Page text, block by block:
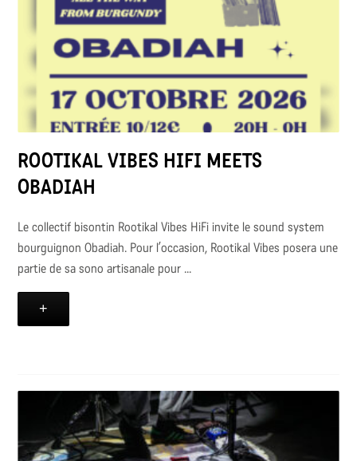
ROOTIKAL VIBES HIFI MEETS
OBADIAH
Le collectif bisontin Rootikal Vibes HiFi invite le sound system
bourguignon Obadiah. Pour l’occasion, Rootikal Vibes posera une
partie de sa sono artisanale pour ...
+